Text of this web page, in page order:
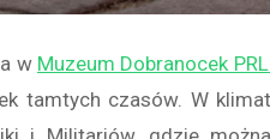
w Muzeum Dobranocek
tamtych czasów. W